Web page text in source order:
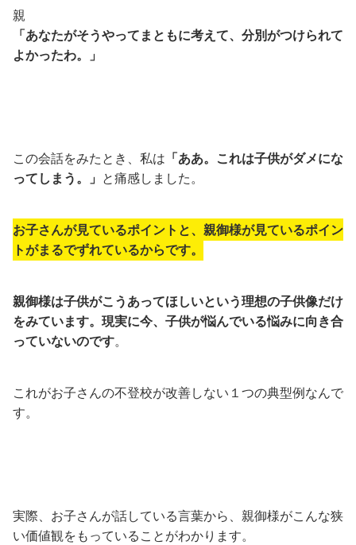
親
「あなたがそうやってまともに考えて、分別がつけられて
よかったわ。」
この会話をみたとき、私は 「ああ。これは子供がダメにな
ってしまう。」 と痛感しました。
お子さんが見ているポイントと、親御様が見ているポイン
トがまるでずれているからです。
親御様は子供がこうあってほしいという理想の子供像だけ
をみています。 現実に今、子供が悩んでいる悩みに向き合
っていないのです。
これがお子さんの不登校が改善しない１つの典型例なんで
す。
実際、お子さんが話している言葉から、親御様がこんな狭
い価値観をもっていることがわかります。